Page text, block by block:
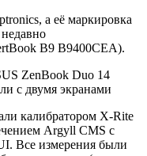
а её маркировка
B9 B9400CEA).
калибратором X-Rite
Argyll CMS с
Все измерения были